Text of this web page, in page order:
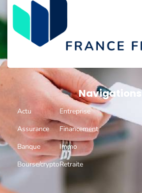
Navigations
Actu
Assurance
Banque
Bourse/crypto
Entreprise
Financement
Immo
Retraite